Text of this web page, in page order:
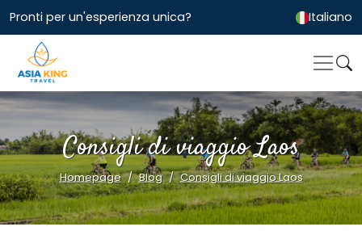
Pronti per un'esperienza unica? Italiano
Consigli di viaggio Laos
Homepage Blog Consigli di viaggio Laos